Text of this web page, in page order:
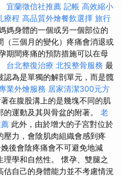
宜蘭徵信社推薦 記帳 高效縮小
療程 高品質外燴餐飲選擇 旅行
媽身體的一個或另一個部位的
（三個月的變化）疼痛會消退或
期間疼痛的預防措施可以在母
台北整復治療 北投整骨服務 最
認為是單獨的解剖單元，而是髖
業外燴服務 居家清潔300元方
在腹股溝上的是幾塊不同的肌
運動及其與骨盆的附著。 老
此外，由於增大的子宮對位於
力，會陰肌肉組織會感到疼
後會陰疼痛會不可避免地減
學和自然性。 懷孕、雙腿之
自己的身體能力並不考慮情況